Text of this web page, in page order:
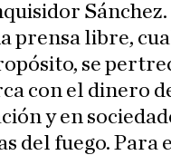
Sánchez.
prensa libre,
se
con el dinero
y en
del fuego.